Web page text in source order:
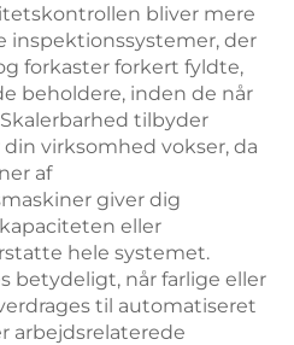
bliver mere
inspektionssystemer, der
forkaster forkert fyldte,
beholdere, inden de når
tilbyder
virksomhed vokser, da
af
giver dig
eller
hele systemet.
betydeligt, når farlige eller
til automatiseret
arbejdsrelaterede